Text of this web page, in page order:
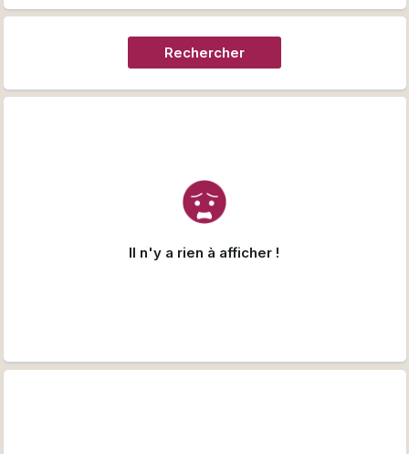
Rechercher
Il n'y a rien à afficher !